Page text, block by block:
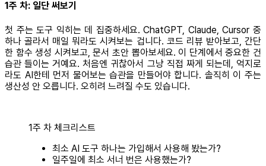
1주 차: 일단 써보기
첫 주는 도구 익히는 데 집중하세요. ChatGPT, Claude, Cursor 중
하나 골라서 매일 뭐라도 시켜보는 겁니다. 코드 리뷰 받아보고, 간단
한 함수 생성 시켜보고, 문서 초안 뽑아보세요. 이 단계에서 중요한 건
습관 들이는 거예요. 처음엔 귀찮아서 그냥 직접 짜게 되는데, 억지로
라도 AI한테 먼저 물어보는 습관을 만들어야 합니다. 솔직히 이 주는
생산성 안 오릅니다. 오히려 느려질 수도 있습니다.
1주 차 체크리스트
최소 AI 도구 하나는 가입해서 사용해 봤는가?
일주일에 최소 서너 번은 사용했는가?